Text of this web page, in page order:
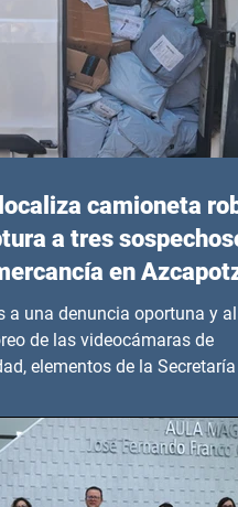
camioneta
a tres
en
a una denuncia oportuna y al
de las videocámaras de
elementos de la